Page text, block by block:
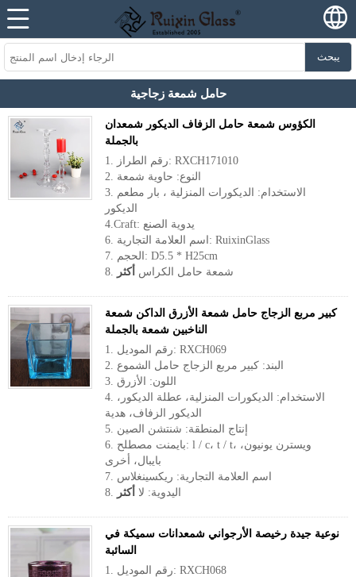
يبحث
حامل شمعة زجاجية
الكؤوس شمعة حامل الزفاف الديكور شمعدان
بالجملة
1. رقم الطراز: RXCH171010
2. النوع: حاوية شمعة
3. الاستخدام: الديكورات المنزلية ، بار مطعم
الديكور
4.Craft: يدوية الصنع
6. اسم العلامة التجارية: RuixinGlass
7. الحجم: D5.5 * H25cm
8. شمعة حامل الكراس أكثر
كبير مربع الزجاج حامل شمعة الأزرق الداكن شمعة
الناخبين شمعة بالجملة
1. رقم الموديل: RXCH069
2. البند: كبير مربع الزجاج حامل الشموع
3. اللون: الأزرق
4. الاستخدام: الديكورات المنزلية، عطلة الديكور،
الديكور الزفاف، هدية
5. إنتاج المنطقة: شنتشن الصين
6. بايمنت مصطلح: l / c، t / t، ويسترن يونيون،
بايبال، أخرى
7. اسم العلامة التجارية: ريكسينغلاس
8. اليدوية: لا أكثر
نوعية جيدة رخيصة الأرجواني شمعدانات سميكة في
السائبة
1. رقم الموديل: RXCH068